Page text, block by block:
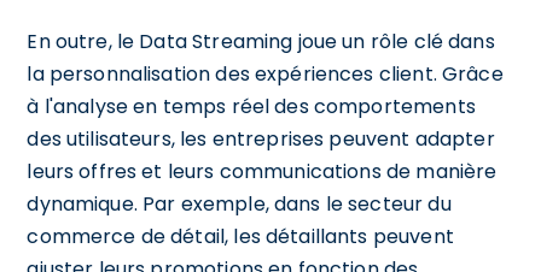
En outre, le Data Streaming joue un rôle clé dans
la personnalisation des expériences client. Grâce
à l'analyse en temps réel des comportements
des utilisateurs, les entreprises peuvent adapter
leurs offres et leurs communications de manière
dynamique. Par exemple, dans le secteur du
commerce de détail, les détaillants peuvent